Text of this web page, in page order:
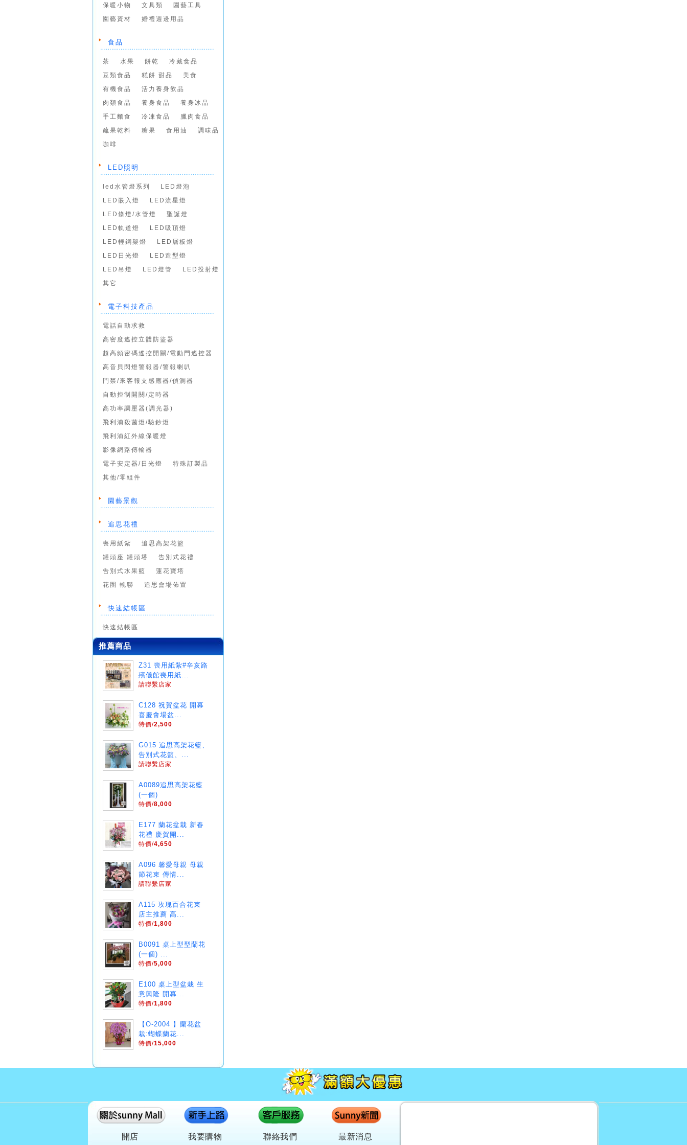
保暖小物 文具類
園藝工具
園藝資材
婚禮週邊用品
食品
茶 水果 餅乾
冷藏食品
豆類食品
糕餅 甜品
美食
有機食品
活力養身飲品
肉類食品
養身食品
養身冰品
手工麵食
冷凍食品
臘肉食品
疏果乾料
糖果 食用油
調味品
咖啡
LED照明
led水管燈系列
LED燈泡
LED嵌入燈
LED流星燈
LED條燈/水管燈
聖誕燈
LED軌道燈
LED吸頂燈
LED輕鋼架燈
LED層板燈
LED日光燈
LED造型燈
LED吊燈
LED燈管
LED投射燈
其它
電子科技產品
電話自動求救
高密度遙控立體防盜器
超高頻密碼遙控開關/電動門遙控器
高音貝閃燈警報器/警報喇叭
門禁/來客報支感應器/偵測器
自動控制開關/定時器
高功率調壓器(調光器)
飛利浦殺菌燈/驗鈔燈
飛利浦紅外線保暖燈
影像網路傳輸器
電子安定器/日光燈
特殊訂製品
其他/零組件
園藝景觀
追思花禮
喪用紙紮
追思高架花籃
罐頭座 罐頭塔
告別式花禮
告別式水果籃
蓮花寶塔
花圈 輓聯
追思會場佈置
快速結帳區
快速結帳區
推薦商品
Z31 喪用紙紮#辛亥路
殯儀館喪用紙...
請聯繫店家
C128 祝賀盆花 開幕
喜慶會場盆...
特價/2,500
G015 追思高架花籃、
告別式花籃、...
請聯繫店家
A0089追思高架花藍
(一個)
特價/8,000
E177 蘭花盆栽 新春
花禮 慶賀開...
特價/4,650
A096 馨愛母親 母親
節花束 傳情...
請聯繫店家
A115 玫瑰百合花束
店主推薦 高...
特價/1,800
B0091 桌上型型蘭花
(一個) ...
特價/5,000
E100 桌上型盆栽 生
意興隆 開幕...
特價/1,800
【O-2004 】蘭花盆
栽:蝴蝶蘭花...
特價/15,000
開店 我要購物 聯絡我們 最新消息